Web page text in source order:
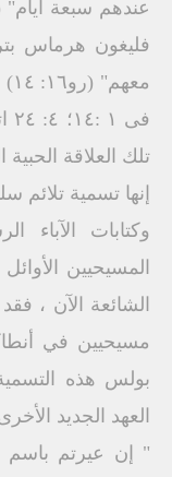
فليغون هرماس
تلك العلاقة
إنها تسمية تلائم
وكتابات
المسيحيين
الشائعة الآن ،
بولس هذه
العهد الجديد
" إن عيرتم باسم